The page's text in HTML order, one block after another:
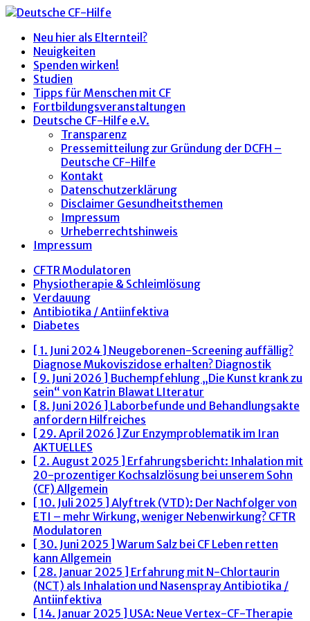
Neu hier als Elternteil?
Neuigkeiten
Spenden wirken!
Studien
Tipps für Menschen mit CF
Fortbildungsveranstaltungen
Deutsche CF-Hilfe e.V.
Transparenz
Pressemitteilung zur Gründung der DCFH –
Deutsche CF-Hilfe
Kontakt
Datenschutzerklärung
Disclaimer Gesundheitsthemen
Impressum
Urheberrechtshinweis
Impressum
CFTR Modulatoren
Physiotherapie & Schleimlösung
Verdauung
Antibiotika / Antiinfektiva
Diabetes
[ 1. Juni 2024 ] Neugeborenen-Screening auffällig?
Diagnose Mukoviszidose erhalten? Diagnostik
[ 9. Juni 2026 ] Buchempfehlung „Die Kunst krank zu
sein“ von Katrin Blawat LIteratur
[ 8. Juni 2026 ] Laborbefunde und Behandlungsakte
anfordern Hilfreiches
[ 29. April 2026 ] Zur Enzymproblematik im Iran
AKTUELLES
[ 2. August 2025 ] Erfahrungsbericht: Inhalation mit
20-prozentiger Kochsalzlösung bei unserem Sohn
(CF) Allgemein
[ 10. Juli 2025 ] Alyftrek (VTD): Der Nachfolger von
ETI – mehr Wirkung, weniger Nebenwirkung? CFTR
Modulatoren
[ 30. Juni 2025 ] Warum Salz bei CF Leben retten
kann Allgemein
[ 28. Januar 2025 ] Erfahrung mit N-Chlortaurin
(NCT) als Inhalation und NasensprayAntibiotika /
Antiinfektiva
[ 14. Januar 2025 ] USA: Neue Vertex-CF-Therapie